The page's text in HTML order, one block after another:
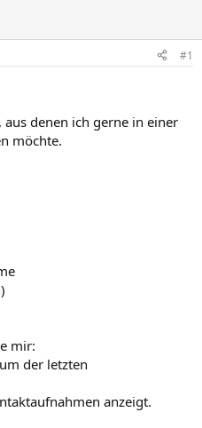
#1
aus denen ich gerne in einer
möchte.
mir:
der letzten
anzeigt.